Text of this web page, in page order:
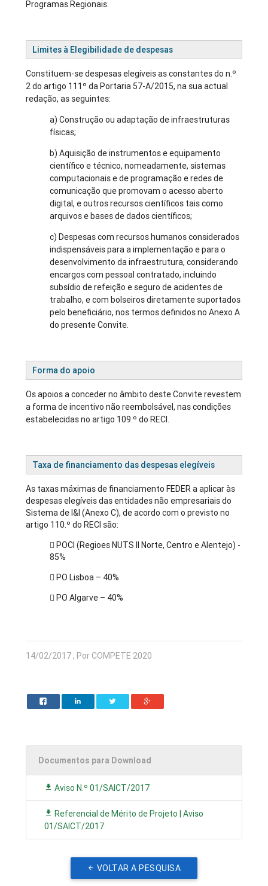
Programas Regionais.
Limites à Elegibilidade de despesas
Constituem-se despesas elegíveis as constantes do n.º
2 do artigo 111º da Portaria 57-A/2015, na sua actual
redação, as seguintes:
a) Construção ou adaptação de infraestruturas
físicas;
b) Aquisição de instrumentos e equipamento
científico e técnico, nomeadamente, sistemas
computacionais e de programação e redes de
comunicação que promovam o acesso aberto
digital, e outros recursos científicos tais como
arquivos e bases de dados científicos;
c) Despesas com recursos humanos considerados
indispensáveis para a implementação e para o
desenvolvimento da infraestrutura, considerando
encargos com pessoal contratado, incluindo
subsídio de refeição e seguro de acidentes de
trabalho, e com bolseiros diretamente suportados
pelo beneficiário, nos termos definidos no Anexo A
do presente Convite.
Forma do apoio
Os apoios a conceder no âmbito deste Convite revestem
a forma de incentivo não reembolsável, nas condições
estabelecidas no artigo 109.º do RECI.
Taxa de financiamento das despesas elegíveis
As taxas máximas de financiamento FEDER a aplicar às
despesas elegíveis das entidades não empresariais do
Sistema de I&I (Anexo C), de acordo com o previsto no
artigo 110.º do RECI são:
 POCI (Regioes NUTS II Norte, Centro e Alentejo) -
85%
 PO Lisboa – 40%
 PO Algarve – 40%
14/02/2017 , Por COMPETE 2020
Documentos para Download
Aviso N.º 01/SAICT/2017
Referencial de Mérito de Projeto | Aviso
01/SAICT/2017
VOLTAR A PESQUISA